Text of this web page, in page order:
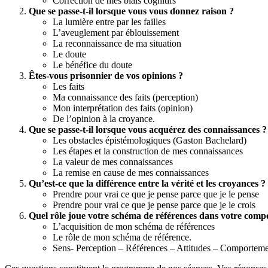
Que se passe-t-il lorsque vous vous donnez raison ?
La lumière entre par les failles
L’aveuglement par éblouissement
La reconnaissance de ma situation
Le doute
Le bénéfice du doute
Êtes-vous prisonnier de vos opinions ?
Les faits
Ma connaissance des faits (perception)
Mon interprétation des faits (opinion)
De l’opinion à la croyance.
Que se passe-t-il lorsque vous acquérez des connaissances ?
Les obstacles épistémologiques (Gaston Bachelard)
Les étapes et la construction de mes connaissances
La valeur de mes connaissances
La remise en cause de mes connaissances
Qu’est-ce que la différence entre la vérité et les croyances ?
Prendre pour vrai ce que je pense parce que je le pense
Prendre pour vrai ce que je pense parce que je le crois
Quel rôle joue votre schéma de références dans votre
L’acquisition de mon schéma de références
Le rôle de mon schéma de référence.
Sens- Perception – Références – Attitudes –